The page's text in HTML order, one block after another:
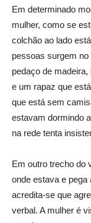
Em determinado
mulher, como se
colchão ao lado
pessoas surgem
pedaço de
e um rapaz que
que está sem
estavam dormindo
na rede tenta
Em outro trecho do
onde estava e pega
acredita-se que
verbal. A mulher é